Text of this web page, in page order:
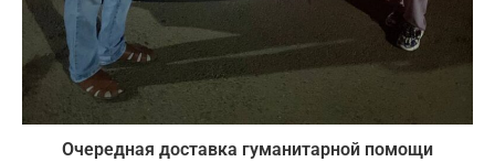
Очередная доставка гуманитарной помощи